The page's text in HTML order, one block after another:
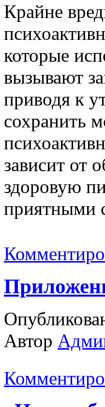
Крайне
которые
вызывают
приводя к
сохранить
зависит от
здоровую
приятными
Автор